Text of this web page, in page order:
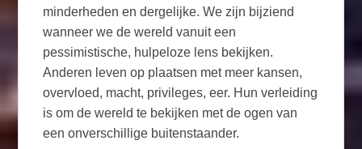
minderheden en dergelijke. We zijn bijziend
wanneer we de wereld vanuit een
pessimistische, hulpeloze lens bekijken.
Anderen leven op plaatsen met meer kansen,
overvloed, macht, privileges, eer. Hun verleiding
is om de wereld te bekijken met de ogen van
een onverschillige buitenstaander.